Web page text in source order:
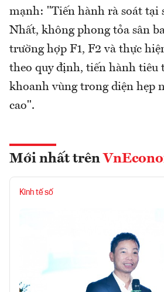
mạnh: "Tiến hành rà soát tại
Nhất, không phong tỏa sân
trường hợp F1, F2 và thực
theo quy định, tiến hành tiêu
khoanh vùng trong diện hẹp
cao".
Mới nhất trên
Kinh tế số